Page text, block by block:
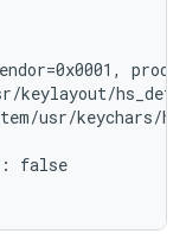
keylayout/
usr/keychars/
false